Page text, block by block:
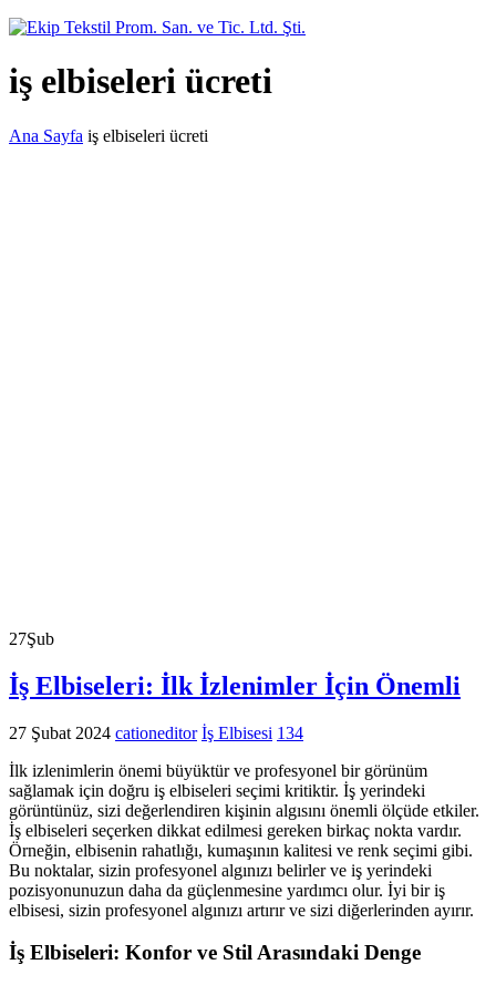
iş elbiseleri ücreti
Ana Sayfa iş elbiseleri ücreti
27Şub
İş Elbiseleri: İlk İzlenimler İçin Önemli
27 Şubat 2024 cationeditor İş Elbisesi 134
İlk izlenimlerin önemi büyüktür ve profesyonel bir görünüm
sağlamak için doğru iş elbiseleri seçimi kritiktir. İş yerindeki
görüntünüz, sizi değerlendiren kişinin algısını önemli ölçüde etkiler.
İş elbiseleri seçerken dikkat edilmesi gereken birkaç nokta vardır.
Örneğin, elbisenin rahatlığı, kumaşının kalitesi ve renk seçimi gibi.
Bu noktalar, sizin profesyonel algınızı belirler ve iş yerindeki
pozisyonunuzun daha da güçlenmesine yardımcı olur. İyi bir iş
elbisesi, sizin profesyonel algınızı artırır ve sizi diğerlerinden ayırır.
İş Elbiseleri: Konfor ve Stil Arasındaki Denge